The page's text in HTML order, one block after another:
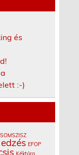
és
:-)
edzés EFOP